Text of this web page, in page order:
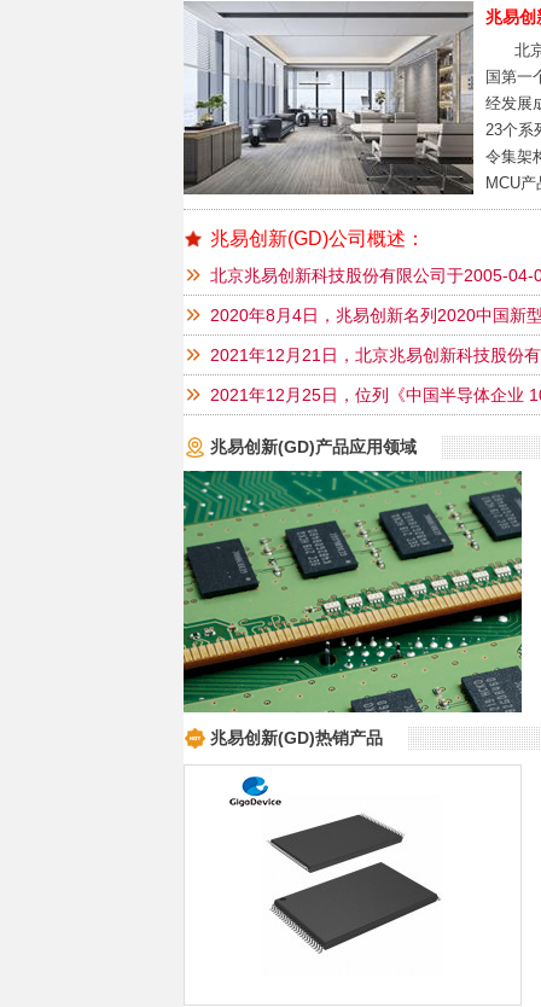
兆易创
北京
国第一
经发展
23个系
令集架
MCU
行业的
兆易创新(GD)公司概述：
北京兆易创新科技股份有限公司于2005-
法定代表人朱一明，公司经营范围包括微电子
等。
2020年8月4日，兆易创新名列2020中国新
2021年12月21日，北京兆易创新科技股份
业名单2021年12月25日，位列《中国半导体企业
兆易创新(GD)产品应用领域
网络、电信设备-GigaDevice
兆易创新(GD)热销产品